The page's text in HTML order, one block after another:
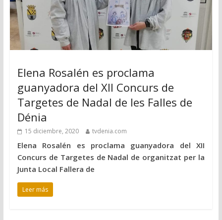
Elena Rosalén es proclama
guanyadora del XII Concurs de
Targetes de Nadal de les Falles de
Dénia
15 diciembre, 2020 tvdenia.com
Elena Rosalén es proclama guanyadora del XII
Concurs de Targetes de Nadal de organitzat per la
Junta Local Fallera de
Leer más